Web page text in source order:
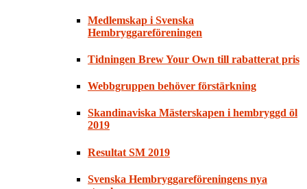
Medlemskap i Svenska
Hembryggareföreningen
Tidningen Brew Your Own till rabatterat pris
Webbgruppen behöver förstärkning
Skandinaviska Mästerskapen i hembryggd öl
2019
Resultat SM 2019
Svenska Hembryggareföreningens nya